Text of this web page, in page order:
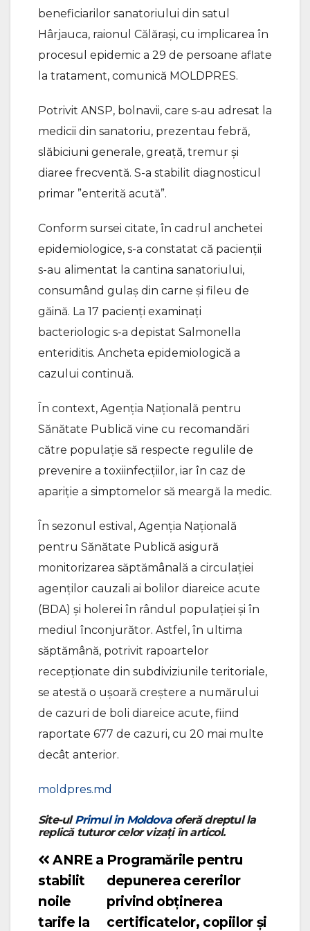
beneficiarilor sanatoriului din satul
Hârjauca, raionul Călărași, cu implicarea în
procesul epidemic a 29 de persoane aflate
la tratament, comunică MOLDPRES.
Potrivit ANSP, bolnavii, care s-au adresat la
medicii din sanatoriu, prezentau febră,
slăbiciuni generale, greață, tremur și
diaree frecventă. S-a stabilit diagnosticul
primar ”enterită acută”.
Conform sursei citate, în cadrul anchetei
epidemiologice, s-a constatat că pacienții
s-au alimentat la cantina sanatoriului,
consumând gulaș din carne și fileu de
găină. La 17 pacienți examinați
bacteriologic s-a depistat Salmonella
enteriditis. Ancheta epidemiologică a
cazului continuă.
În context, Agenția Națională pentru
Sănătate Publică vine cu recomandări
către populație să respecte regulile de
prevenire a toxiinfecțiilor, iar în caz de
apariție a simptomelor să meargă la medic.
În sezonul estival, Agenția Națională
pentru Sănătate Publică asigură
monitorizarea săptămânală a circulației
agenților cauzali ai bolilor diareice acute
(BDA) și holerei în rândul populației și în
mediul înconjurător. Astfel, în ultima
săptămână, potrivit rapoartelor
recepționate din subdiviziunile teritoriale,
se atestă o ușoară creștere a numărului
de cazuri de boli diareice acute, fiind
raportate 677 de cazuri, cu 20 mai multe
decât anterior.
moldpres.md
Site-ulPrimul in Moldovaoferă dreptul la
replică tuturor celor vizați în articol.
Navigare
în
articole
Programările pentru
depunerea cererilor
privind obținerea
certificatelor, copiilor și
ANRE a
stabilit
noile
tarife la